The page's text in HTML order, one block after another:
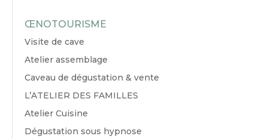
ŒNOTOURISME
Visite de cave
Atelier assemblage
Caveau de dégustation & vente
L’ATELIER DES FAMILLES
Atelier Cuisine
Dégustation sous hypnose